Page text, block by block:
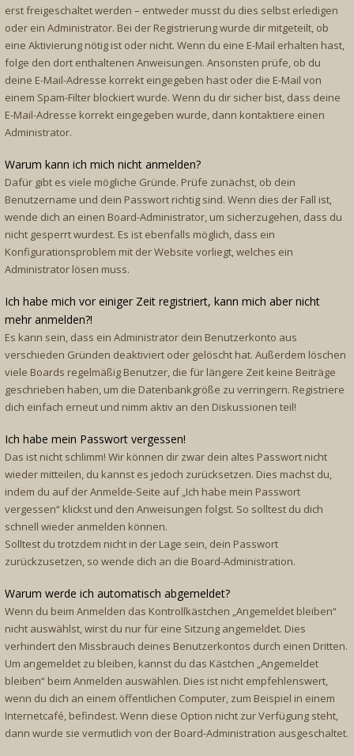
erst freigeschaltet werden – entweder musst du dies selbst erledigen
oder ein Administrator. Bei der Registrierung wurde dir mitgeteilt, ob
eine Aktivierung nötig ist oder nicht. Wenn du eine E-Mail erhalten hast,
folge den dort enthaltenen Anweisungen. Ansonsten prüfe, ob du
deine E-Mail-Adresse korrekt eingegeben hast oder die E-Mail von
einem Spam-Filter blockiert wurde. Wenn du dir sicher bist, dass deine
E-Mail-Adresse korrekt eingegeben wurde, dann kontaktiere einen
Administrator.
Warum kann ich mich nicht anmelden?
Dafür gibt es viele mögliche Gründe. Prüfe zunächst, ob dein
Benutzername und dein Passwort richtig sind. Wenn dies der Fall ist,
wende dich an einen Board-Administrator, um sicherzugehen, dass du
nicht gesperrt wurdest. Es ist ebenfalls möglich, dass ein
Konfigurationsproblem mit der Website vorliegt, welches ein
Administrator lösen muss.
Ich habe mich vor einiger Zeit registriert, kann mich aber nicht
mehr anmelden?!
Es kann sein, dass ein Administrator dein Benutzerkonto aus
verschieden Gründen deaktiviert oder gelöscht hat. Außerdem löschen
viele Boards regelmäßig Benutzer, die für längere Zeit keine Beiträge
geschrieben haben, um die Datenbankgröße zu verringern. Registriere
dich einfach erneut und nimm aktiv an den Diskussionen teil!
Ich habe mein Passwort vergessen!
Das ist nicht schlimm! Wir können dir zwar dein altes Passwort nicht
wieder mitteilen, du kannst es jedoch zurücksetzen. Dies machst du,
indem du auf der Anmelde-Seite auf „Ich habe mein Passwort
vergessen“ klickst und den Anweisungen folgst. So solltest du dich
schnell wieder anmelden können.
Solltest du trotzdem nicht in der Lage sein, dein Passwort
zurückzusetzen, so wende dich an die Board-Administration.
Warum werde ich automatisch abgemeldet?
Wenn du beim Anmelden das Kontrollkästchen „Angemeldet bleiben“
nicht auswählst, wirst du nur für eine Sitzung angemeldet. Dies
verhindert den Missbrauch deines Benutzerkontos durch einen Dritten.
Um angemeldet zu bleiben, kannst du das Kästchen „Angemeldet
bleiben“ beim Anmelden auswählen. Dies ist nicht empfehlenswert,
wenn du dich an einem öffentlichen Computer, zum Beispiel in einem
Internetcafé, befindest. Wenn diese Option nicht zur Verfügung steht,
dann wurde sie vermutlich von der Board-Administration ausgeschaltet.